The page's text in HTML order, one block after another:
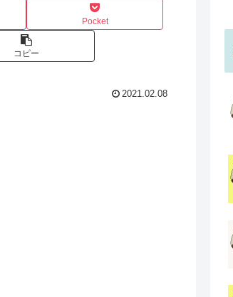
Pocket
コピー
2021.02.08